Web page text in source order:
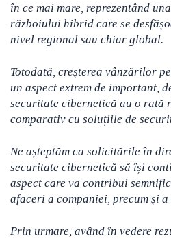
în ce mai mare, reprezentând
războiului hibrid care se
nivel regional sau chiar global.
Totodată, creșterea vânzărilor
un aspect extrem de important,
securitate cibernetică au o rată
comparativ cu soluțiile de
Ne așteptăm ca solicitările în
securitate cibernetică să își
aspect care va contribui
afaceri a companiei, precum și
Prin urmare, având în vedere